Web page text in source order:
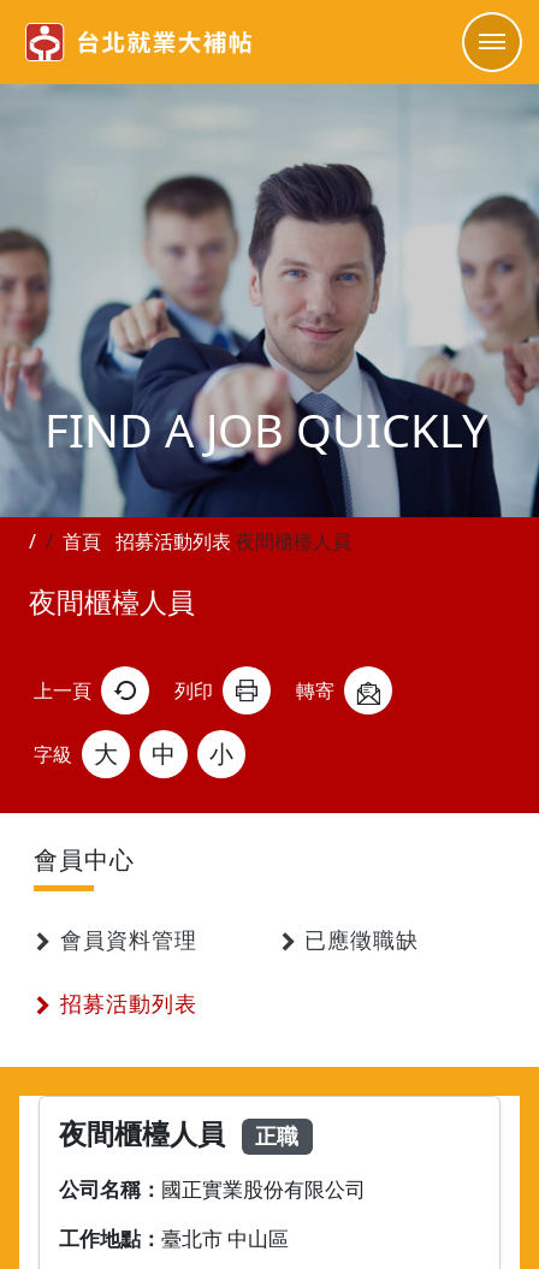
FIND A JOB QUICKLY
首頁 招募活動列表 夜間櫃檯人員
夜間櫃檯人員
上一頁
字級 大 中 小
列印 轉寄
會員中心
會員資料管理 已應徵職缺
招募活動列表
夜間櫃檯人員 正職
公司名稱： 國正實業股份有限公司
工作地點： 臺北市 中山區